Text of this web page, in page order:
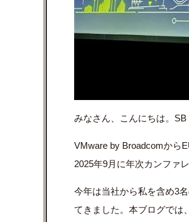
みなさん、こんにちは。SB
VMware by Broadcomから
2025年9月に年次カンファ
今年は当社から私を含め3
てきました。本ブログでは